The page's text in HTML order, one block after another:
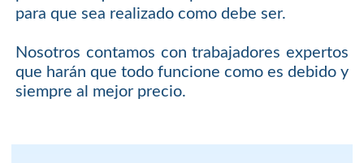
para que sea realizado como debe ser.
Nosotros contamos con trabajadores expertos
que harán que todo funcione como es debido y
siempre al mejor precio.